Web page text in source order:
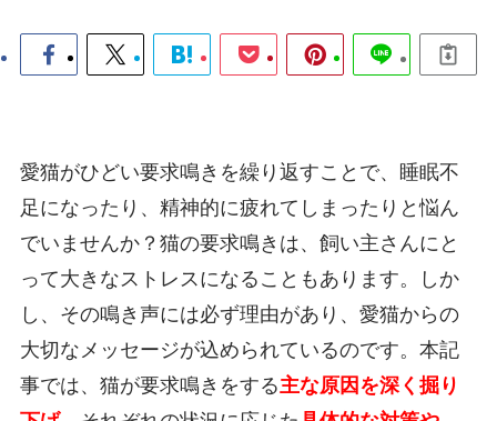
愛猫がひどい要求鳴きを繰り返すことで、睡眠不
足になったり、精神的に疲れてしまったりと悩ん
でいませんか？猫の要求鳴きは、飼い主さんにと
って大きなストレスになることもあります。しか
し、その鳴き声には必ず理由があり、愛猫からの
大切なメッセージが込められているのです。本記
事では、猫が要求鳴きをする主な原因を深く掘り